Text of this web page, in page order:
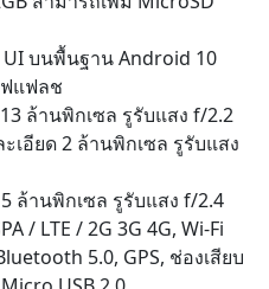
บนพื้นฐาน Android 10
แฟลช
ล้านพิกเซล รูรับแสง f/2.2
เอียด 2 ล้านพิกเซล รูรับแสง
ล้านพิกเซล รูรับแสง f/2.4
/ LTE / 2G 3G 4G, Wi-Fi
5.0, GPS, ช่องเสียบ